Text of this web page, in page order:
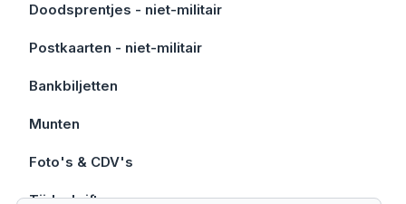
Doodsprentjes - niet-militair
Postkaarten - niet-militair
Bankbiljetten
Munten
Foto's & CDV's
Tijdschriften